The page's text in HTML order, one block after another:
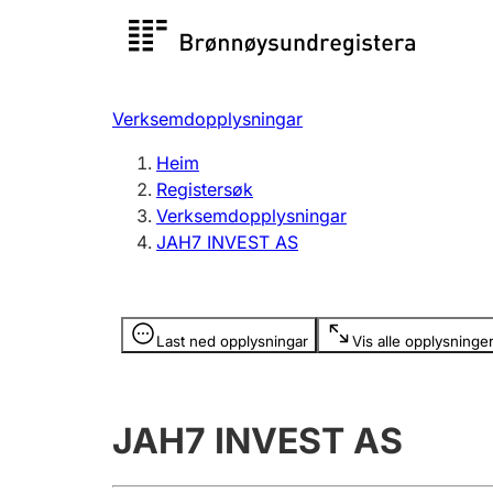
Registersøk
Registrere, endre, slette
Verksemdopplysningar
Heim
Registersøk
Verksemdopplysningar
JAH7 INVEST AS
Last ned opplysningar Vis alle opplysninger
Opplysninger er skjult
JAH7 INVEST AS